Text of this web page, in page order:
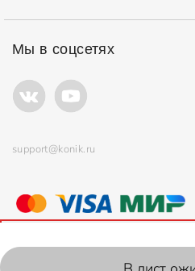
Мы в соцсетях
support@konik.ru